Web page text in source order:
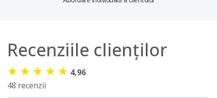
Recenziile clienților
★ ★ ★ ★ ★ 4,96
48 recenzii